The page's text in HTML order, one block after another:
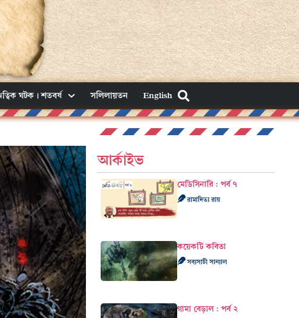
ঘটক। শতবর্ষ সলিলায়তন English
আর্কাইভ
মেডিসিনারি : পর্ব ৭
রামাদিত্য রায়
কয়েকটি কবিতা
সব্যসাচী সান্যাল
গামা বেড়াল : পর্ব ২